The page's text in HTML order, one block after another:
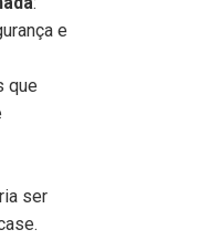
e
que
ser